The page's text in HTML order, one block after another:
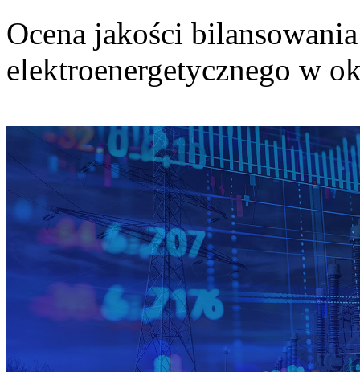
Ocena jakości
elektroenergetycznego w